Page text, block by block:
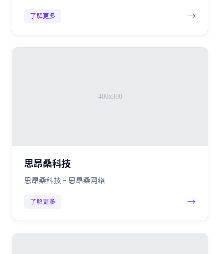
了解更多 →
思昂桑科技
思昂桑科技 - 思昂桑网络
了解更多 →